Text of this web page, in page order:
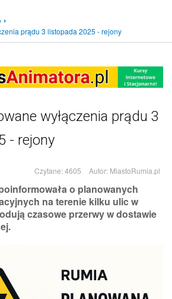
prądu 3 listopada 2025 - rejony
wyłączenia prądu 3
- rejony
Czytane: 4605 Autor: MiastoRumia.pl
o planowanych
na terenie kilku ulic w
czasowe przerwy w dostawie